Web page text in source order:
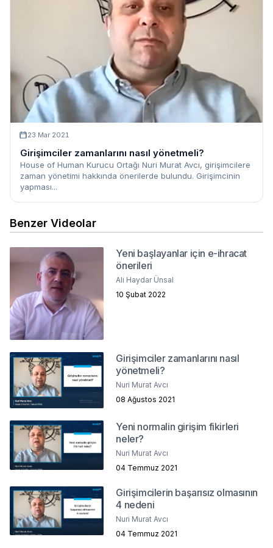
23 Mar 2021
Girişimciler zamanlarını nasıl yönetmeli?
House of Human Kurucu Ortağı Nuri Murat Avcı, girişimcilere
zaman yönetimi hakkında önerilerde bulundu. Girişimcinin
yapması...
Benzer Videolar
Yeni başlayanlar için e-ihracat
önerileri
Ali Haydar Ünsal
10 Şubat 2022
Girişimciler zamanlarını nasıl
yönetmeli?
Nuri Murat Avcı
08 Ağustos 2021
Yeni normalin girişim fikirleri
neler?
Nuri Murat Avcı
04 Temmuz 2021
Girişimcilerin başarısız olmasının
4 nedeni
Nuri Murat Avcı
04 Temmuz 2021